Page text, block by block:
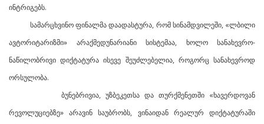
ინტრიგებს.
სამარცხვინო ფინალმა დაადასტურა, რომ სინამდვილეში, «ლბილი
ავტორიტარიზმი» არაქმედუნარიანი სისტემაა, ხოლო სანახევრო-
ნაწილობრივი დიქტატურა ისევე შეუძლებელია, როგორც სანახევროდ
ორსულობა.
ბუნებრივია, უზბეკეთსა და თურქმენეთში «ხავერდოვან
რევოლუციებზე» არავინ საუბრობს, ვინაიდან რეალურ დიქტატურაში